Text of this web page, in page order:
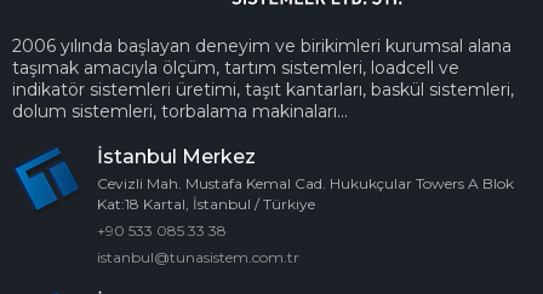
2006 yılında başlayan deneyim ve birikimleri kurumsal alana
taşımak amacıyla ölçüm, tartım sistemleri, loadcell ve
indikatör sistemleri üretimi, taşıt kantarları, baskül sistemleri,
dolum sistemleri, torbalama makinaları...
İstanbul Merkez
Cevizli Mah. Mustafa Kemal Cad. Hukukçular Towers A Blok
Kat:18 Kartal, İstanbul / Türkiye
+90 533 085 33 38
istanbul@tunasistem.com.tr